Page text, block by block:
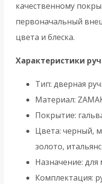
качественному
первоначальный
цвета и блеска.
Характеристики
Тип: дверная
Материал:
Покрытие:
Цвета: черный,
золото,
Назначение:
Комплектация: